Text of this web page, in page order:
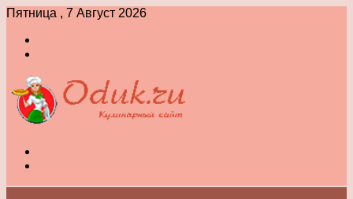
Пятница , 7 Август 2026